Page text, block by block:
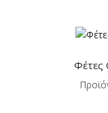
Φέτες